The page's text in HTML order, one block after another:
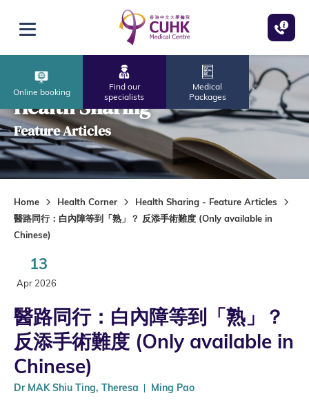
Open menu
Online booking
Find our
specialists
Medical
Packages
Health Sharing
Feature Articles
Home Health Corner
Health Sharing - Feature Articles
醫路同行：白內障等到「熟」？ 反添手術難度 (Only available in
Chinese)
13
Apr 2026
醫路同行：白內障等到「熟」？
反添手術難度 (Only available in
Chinese)
Dr MAK Shiu Ting, Theresa Ming Pao